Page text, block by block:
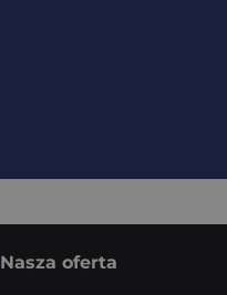
Nasza oferta